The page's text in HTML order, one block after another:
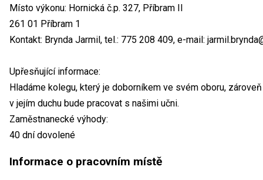
Místo výkonu: Hornická č.p. 327, Příbram II
261 01 Příbram 1
Kontakt: Brynda Jarmil, tel.: 775 208 409, e-mail:
Upřesňující informace:
Hladáme kolegu, který je doborníkem ve svém oboru,
v jejím duchu bude pracovat s našimi učni.
Zaměstnanecké výhody:
40 dní dovolené
Informace o pracovním místě